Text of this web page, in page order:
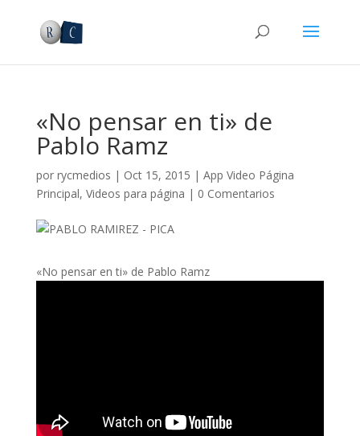
«No pensar en ti» de
Pablo Ramz
por rycmedios | Oct 15, 2015 | App Video Página
Principal, Videos para página | 0 Comentarios
«No pensar en ti» de Pablo Ramz